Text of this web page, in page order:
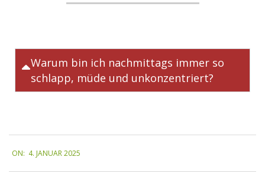
Warum bin ich nachmittags immer so
schlapp, müde und unkonzentriert?
ON: 4. JANUAR 2025